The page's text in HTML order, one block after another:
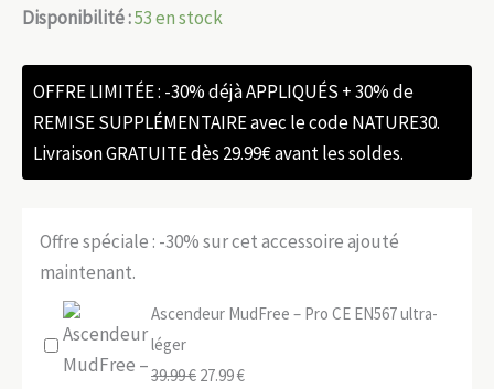
Disponibilité :53 en stock
OFFRE LIMITÉE : -30% déjà APPLIQUÉS + 30% de
REMISE SUPPLÉMENTAIRE avec le code NATURE30.
Livraison GRATUITE dès 29.99€ avant les soldes.
Offre spéciale : -30% sur cet accessoire ajouté
maintenant.
Ascendeur MudFree – Pro CE EN567 ultra-
léger
39.99€ Le
27.99€Le